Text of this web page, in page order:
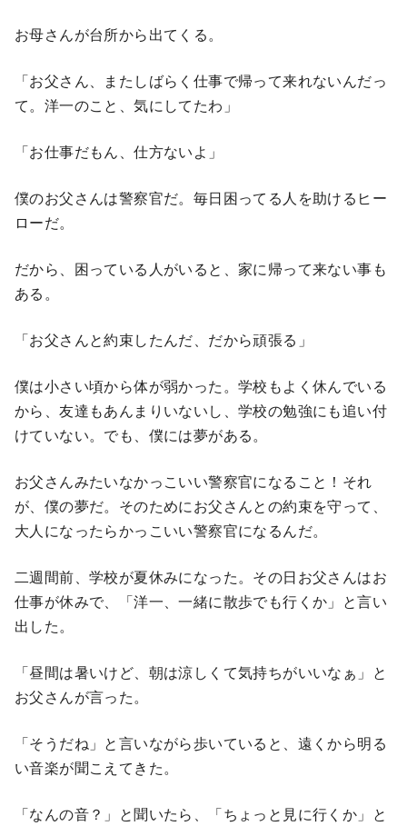
お母さんが台所から出てくる。
「お父さん、またしばらく仕事で帰って来れないんだっ
て。洋一のこと、気にしてたわ」
「お仕事だもん、仕方ないよ」
僕のお父さんは警察官だ。毎日困ってる人を助けるヒー
ローだ。
だから、困っている人がいると、家に帰って来ない事も
ある。
「お父さんと約束したんだ、だから頑張る」
僕は小さい頃から体が弱かった。学校もよく休んでいる
から、友達もあんまりいないし、学校の勉強にも追い付
けていない。でも、僕には夢がある。
お父さんみたいなかっこいい警察官になること！それ
が、僕の夢だ。そのためにお父さんとの約束を守って、
大人になったらかっこいい警察官になるんだ。
二週間前、学校が夏休みになった。その日お父さんはお
仕事が休みで、「洋一、一緒に散歩でも行くか」と言い
出した。
「昼間は暑いけど、朝は涼しくて気持ちがいいなぁ」と
お父さんが言った。
「そうだね」と言いながら歩いていると、遠くから明る
い音楽が聞こえてきた。
「なんの音？」と聞いたら、「ちょっと見に行くか」と